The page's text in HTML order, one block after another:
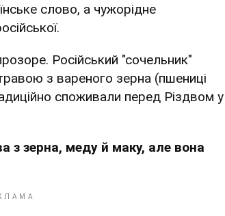
слово, а чужорідне
Російський "сочельник"
з вареного зерна (пшениці
споживали перед Різдвом у
з зерна, меду й маку, але вона